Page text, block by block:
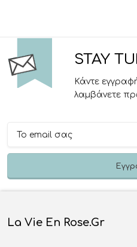
STAY
Κάντε
λαμβάνετε
La Vie En Rose.gr